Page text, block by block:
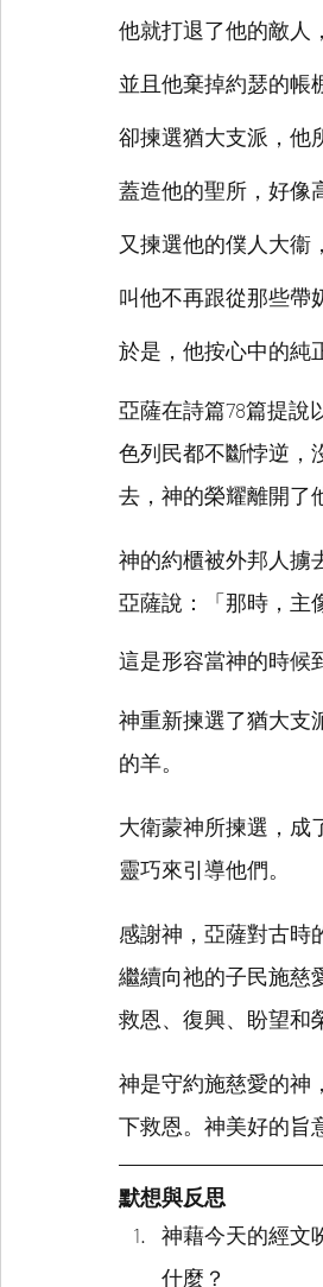
他就打退了他的敵人
並且他棄掉約瑟的帳
卻揀選猶大支派，他
蓋造他的聖所，好像
又揀選他的僕人大衞
叫他不再跟從那些帶
於是，他按心中的純
亞薩在詩篇78篇提說
色列民都不斷悖逆，
去，神的榮耀離開了
神的約櫃被外邦人擄
亞薩說：「那時，主
這是形容當神的時候
神重新揀選了猶大支
的羊。
大衛蒙神所揀選，成
靈巧來引導他們。
感謝神，亞薩對古時
繼續向祂的子民施慈
救恩、復興、盼望和
神是守約施慈愛的神
下救恩。神美好的旨
默想與反思
神藉今天的經文
什麼？